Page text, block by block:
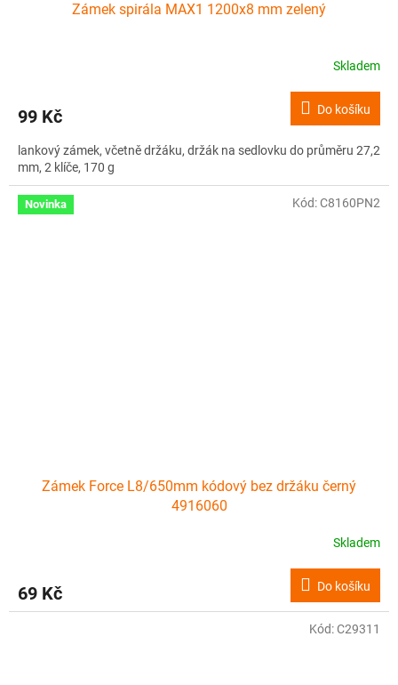
Zámek spirála MAX1 1200x8 mm zelený
Skladem
99 Kč Do košíku
lankový zámek, včetně držáku, držák na sedlovku do průměru 27,2
mm, 2 klíče, 170 g
Novinka
Zámek Force L8/650mm kódový bez držáku černý
4916060
Skladem
69 Kč Do košíku
Kód:C8160PN2
Kód:C29311